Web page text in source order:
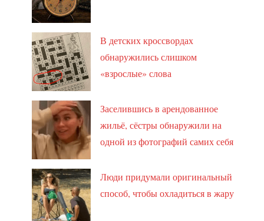
В детских кроссвордах
обнаружились слишком
«взрослые» слова
Заселившись в арендованное
жильё, сёстры обнаружили на
одной из фотографий самих себя
Люди придумали оригинальный
способ, чтобы охладиться в жару